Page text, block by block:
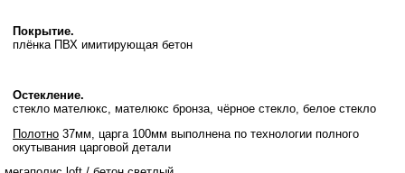
Покрытие.
плёнка ПВХ имитирующая бетон
Остекление.
стекло мателюкс, мателюкс бронза, чёрное стекло, белое стекло
Полотно 37мм, царга 100мм выполнена по технологии полного
окутывания царговой детали